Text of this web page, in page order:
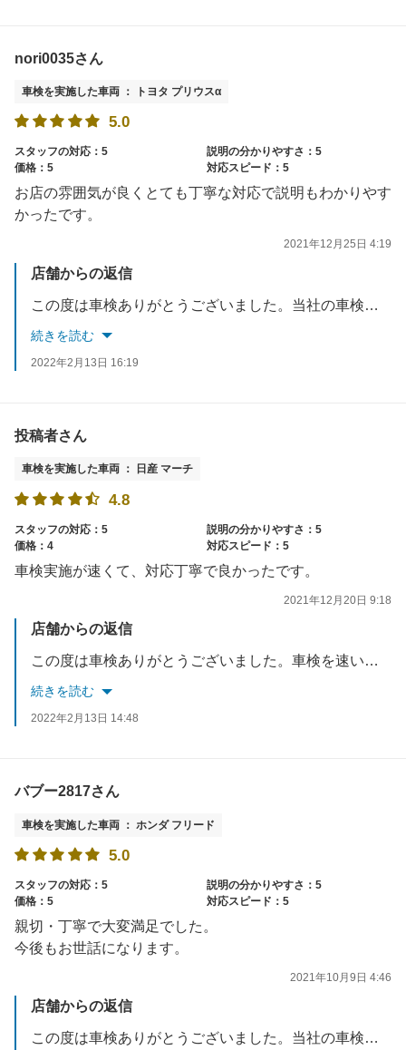
nori0035さん
車検を実施した車両 ： トヨタ プリウスα
5.0
スタッフの対応：5
説明の分かりやすさ：5
価格：5
対応スピード：5
お店の雰囲気が良くとても丁寧な対応で説明もわかりやす
かったです。
2021年12月25日 4:19
店舗からの返信
この度は車検ありがとうございました。当社の車検は立ち合いで分かりやすい説明をさせていただいております。気になる事があれば、お気軽にお尋ねください。またのご来店を心よりお待ちしております。
続きを読む
2022年2月13日 16:19
投稿者さん
車検を実施した車両 ： 日産 マーチ
4.8
スタッフの対応：5
説明の分かりやすさ：5
価格：4
対応スピード：5
車検実施が速くて、対応丁寧で良かったです。
2021年12月20日 9:18
店舗からの返信
この度は車検ありがとうございました。車検を速いだけではなく、丁寧な対応だったと感じて頂けた事とても嬉しく感じております。またのご来店を、社員一同心よりお待ちしております。
続きを読む
2022年2月13日 14:48
バブー2817さん
車検を実施した車両 ： ホンダ フリード
5.0
スタッフの対応：5
説明の分かりやすさ：5
価格：5
対応スピード：5
親切・丁寧で大変満足でした。
今後もお世話になります。
2021年10月9日 4:46
店舗からの返信
この度は車検ありがとうございました。当社の車検にご満足いただき、社員一同とても嬉しく感謝しております。是非、またオイル交換で寄って頂ける事、楽しみお待ちしております。